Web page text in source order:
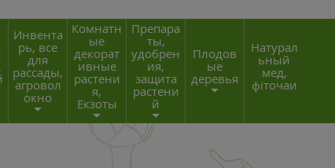
Инвента
рь, все
для
рассады,
агровол
окно
Комнатн
ые
декорат
ивные
растени
я,
Екзоты
Препара
ты,
удобрен
ия,
защита
растени
й
Плодов
ые
деревья
Натурал
ьный
мед,
фіточаи